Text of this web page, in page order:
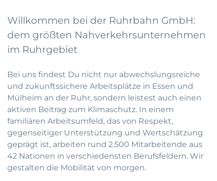
Willkommen bei der Ruhrbahn GmbH:
dem größten Nahverkehrsunternehmen
im Ruhrgebiet
Bei uns findest Du nicht nur abwechslungsreiche
und zukunftssichere Arbeitsplätze in Essen und
Mülheim an der Ruhr, sondern leistest auch einen
aktiven Beitrag zum Klimaschutz. In einem
familiären Arbeitsumfeld, das von Respekt,
gegenseitiger Unterstützung und Wertschätzung
geprägt ist, arbeiten rund 2.500 Mitarbeitende aus
42 Nationen in verschiedensten Berufsfeldern. Wir
gestalten die Mobilität von morgen.